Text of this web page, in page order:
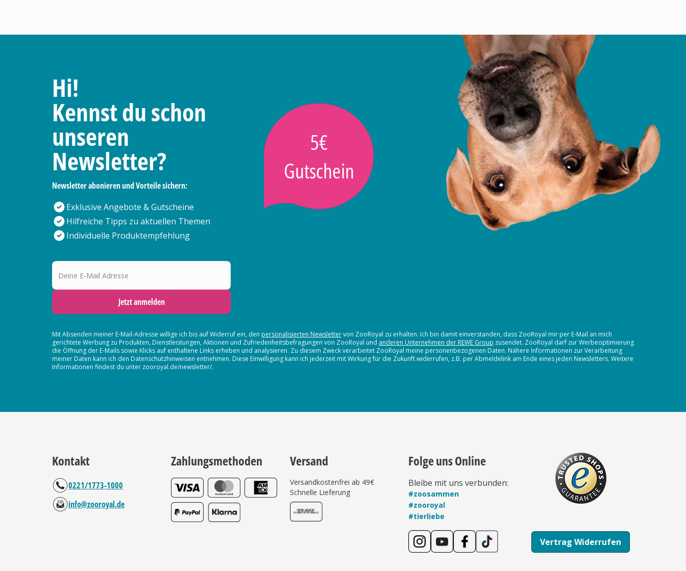
Hi!
Kennst du schon
unseren
Newsletter?
Newsletter abonieren und Vorteile sichern:
Exklusive Angebote & Gutscheine
Hilfreiche Tipps zu aktuellen Themen
Individuelle Produktempfehlung
5€
Gutschein
Deine E-Mail Adresse
Jetzt anmelden
Mit Absenden meiner E-Mail-Adresse willige ich bis auf Widerruf ein, den personalisierten Newslettervon ZooRoyal zu erhalten. Ich bin damit einverstanden, dass ZooRoyal mir per E-Mail an mich
gerichtete Werbung zu Produkten, Dienstleistungen, Aktionen und Zufriedenheitsbefragungen von ZooRoyal und anderen Unternehmen der REWE Group zusendet. ZooRoyal darf zur Werbeoptimierung
die Öffnung der E-Mails sowie Klicks auf enthaltene Links erheben und analysieren. Zu diesem Zweck verarbeitet ZooRoyal meine personenbezogenen Daten. Nähere Informationen zur Verarbeitung
meiner Daten kann ich den Datenschutzhinweisen entnehmen. Diese Einwilligung kann ich jederzeit mit Wirkung für die Zukunft widerrufen, z.B. per Abmeldelink am Ende eines jeden Newsletters. Weitere
Informationen findest du unter zooroyal.de/newsletter/.
Kontakt
0221/1773-1000
info@zooroyal.de
Zahlungsmethoden Versand
Versandkostenfrei ab 49€
Schnelle Lieferung
Folge uns Online
Bleibe mit uns verbunden:
#zoosammen
#zooroyal
#tierliebe
Vertrag Widerrufen